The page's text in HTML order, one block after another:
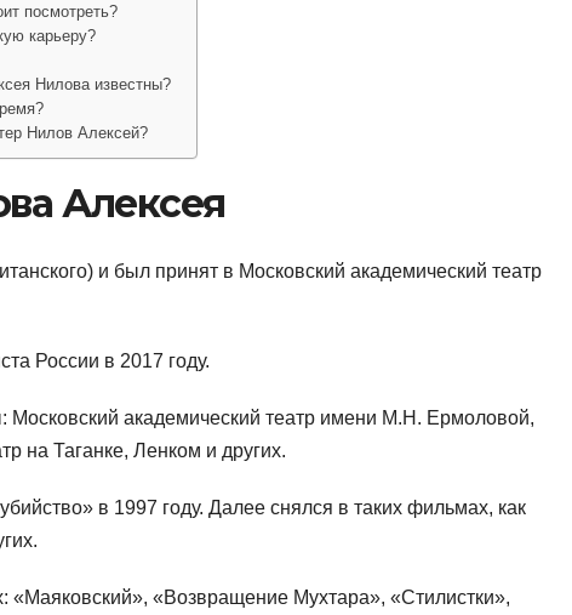
посмотреть?
карьеру?
Нилова известны?
Нилов Алексей?
Алексея
и был принят в Московский академический театр
России в 2017 году.
Московский академический театр имени М.Н. Ермоловой,
на Таганке, Ленком и других.
в 1997 году. Далее снялся в таких фильмах, как
«Маяковский», «Возвращение Мухтара», «Стилистки»,